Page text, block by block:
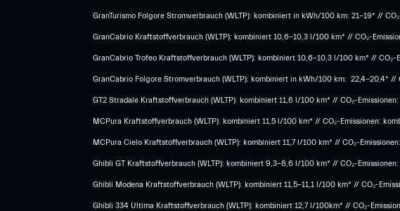
GranTurismo Folgore Stromverbrauch (WLTP): kombiniert in kWh/100 km: 21-19* //
GranCabrio Kraftstoffverbrauch (WLTP): kombiniert 10,6-10,3 l/100 km* // CO₂-
GranCabrio Trofeo Kraftstoffverbrauch (WLTP): kombiniert 10,6-10,3 l/100 km* //
GranCabrio Folgore Stromverbrauch (WLTP): kombiniert in kWh/100 km: 22,4-20,4*
GT2 Stradale Kraftstoffverbrauch (WLTP): kombiniert 11,6 l/100 km* // CO₂-
MCPura Kraftstoffverbrauch (WLTP): kombiniert 11,5 l/100 km* // CO₂-Emissionen:
MCPura Cielo Kraftstoffverbrauch (WLTP): kombiniert 11,7 l/100 km* // CO₂-
Ghibli GT Kraftstoffverbrauch (WLTP): kombiniert 9,3-8,6 l/100 km* // CO₂-
Ghibli Modena Kraftstoffverbrauch (WLTP): kombiniert 11,5-11,1 l/100 km* // CO₂-
Ghibli 334 Ultima Kraftstoffverbrauch (WLTP): kombiniert 12,7 l/100km* // CO₂-